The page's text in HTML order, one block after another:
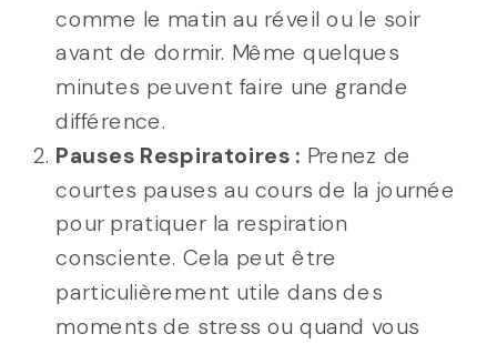
comme le matin au réveil ou le soir
avant de dormir. Même quelques
minutes peuvent faire une grande
différence.
Pauses Respiratoires : Prenez de
courtes pauses au cours de la journée
pour pratiquer la respiration
consciente. Cela peut être
particulièrement utile dans des
moments de stress ou quand vous